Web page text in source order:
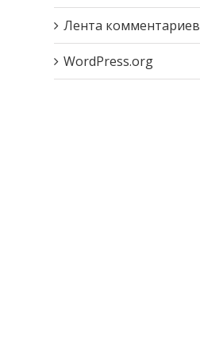
Лента комментариев
WordPress.org